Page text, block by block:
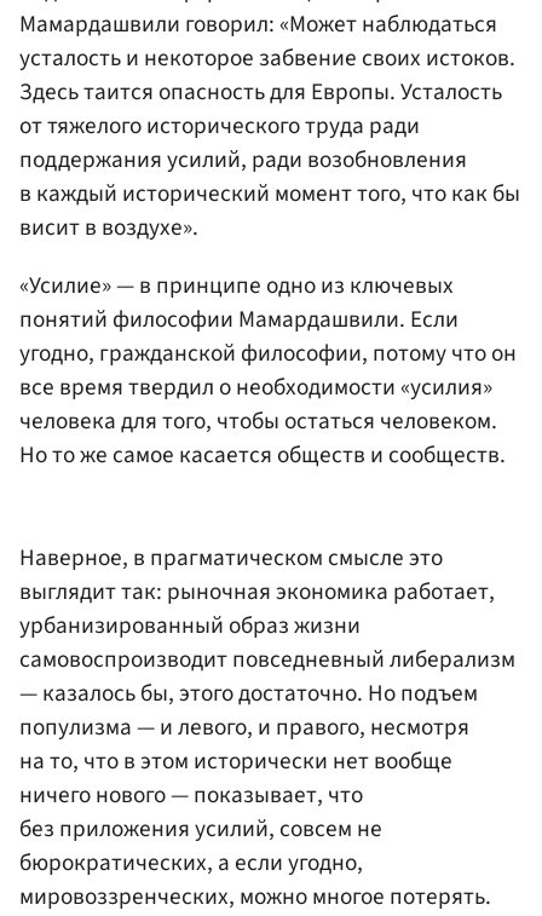
Мамардашвили говорил: «Может наблюдаться
усталость и некоторое забвение своих истоков.
Здесь таится опасность для Европы. Усталость
от тяжелого исторического труда ради
поддержания усилий, ради возобновления
в каждый исторический момент того, что как бы
висит в воздухе».
«Усилие» — в принципе одно из ключевых
понятий философии Мамардашвили. Если
угодно, гражданской философии, потому что он
все время твердил о необходимости «усилия»
человека для того, чтобы остаться человеком.
Но то же самое касается обществ и сообществ.
Наверное, в прагматическом смысле это
выглядит так: рыночная экономика работает,
урбанизированный образ жизни
самовоспроизводит повседневный либерализм
— казалось бы, этого достаточно. Но подъем
популизма — и левого, и правого, несмотря
на то, что в этом исторически нет вообще
ничего нового — показывает, что
без приложения усилий, совсем не
бюрократических, а если угодно,
мировоззренческих, можно многое потерять.